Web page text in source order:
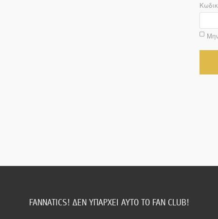
FANNATICS! ΔΕΝ ΥΠΑΡΧΕΙ ΑΥΤΟ ΤΟ FAN CLUB!